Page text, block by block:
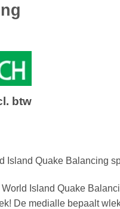
btw
Island Quake Balancing
Island Quake
De medialle bepaalt